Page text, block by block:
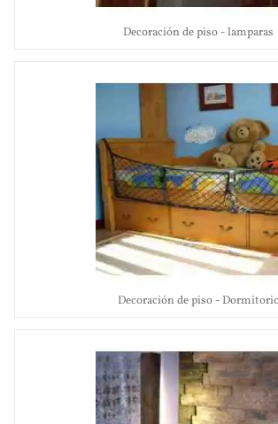
Decoración de piso - lamparas
Decoración de piso -